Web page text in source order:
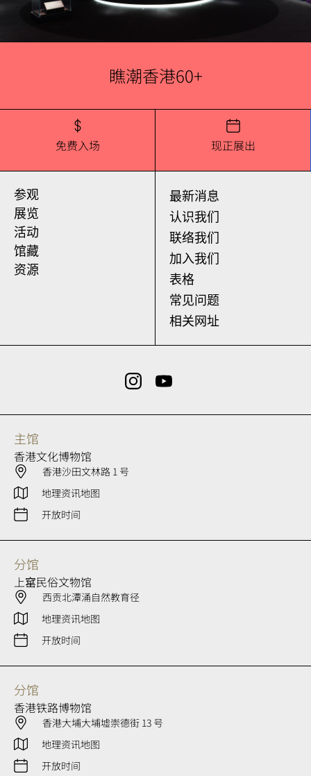
瞧潮香港60+
免费入场 现正展出
参观
展览
活动
馆藏
资源
最新消息
认识我们
联络我们
加入我们
表格
常见问题
相关网址
主馆
香港文化博物馆
香港沙田文林路 1 号
地理资讯地图
开放时间
分馆
上窰民俗文物馆
西贡北潭涌自然教育径
地理资讯地图
开放时间
分馆
香港铁路博物馆
香港大埔大埔墟崇德街 13 号
地理资讯地图
开放时间